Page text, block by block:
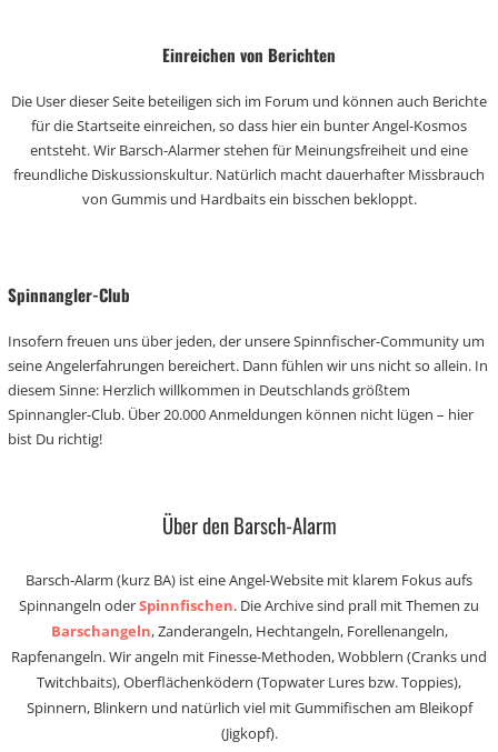
Einreichen von Berichten
Die User dieser Seite beteiligen sich im Forum und können auch Berichte
für die Startseite einreichen, so dass hier ein bunter Angel-Kosmos
entsteht. Wir Barsch-Alarmer stehen für Meinungsfreiheit und eine
freundliche Diskussionskultur. Natürlich macht dauerhafter Missbrauch
von Gummis und Hardbaits ein bisschen bekloppt.
Spinnangler-Club
Insofern freuen uns über jeden, der unsere Spinnfischer-Community um
seine Angelerfahrungen bereichert. Dann fühlen wir uns nicht so allein. In
diesem Sinne: Herzlich willkommen in Deutschlands größtem
Spinnangler-Club. Über 20.000 Anmeldungen können nicht lügen – hier
bist Du richtig!
Über den Barsch-Alarm
Barsch-Alarm (kurz BA) ist eine Angel-Website mit klarem Fokus aufs
Spinnangeln oderSpinnfischen. Die Archive sind prall mit Themen zu
Barschangeln, Zanderangeln, Hechtangeln, Forellenangeln,
Rapfenangeln. Wir angeln mit Finesse-Methoden, Wobblern (Cranks und
Twitchbaits), Oberflächenködern (Topwater Lures bzw. Toppies),
Spinnern, Blinkern und natürlich viel mit Gummifischen am Bleikopf
(Jigkopf).